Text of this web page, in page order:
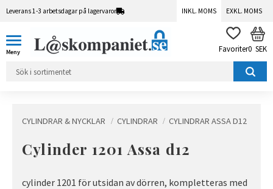
Leverans 1-3 arbetsdagar på lagervaror INKL. MOMS EXKL. MOMS
FAVORITER
0 SEK
CYLINDRAR & NYCKLAR CYLINDRAR CYLINDRAR ASSA D12
Cylinder 1201 Assa d12
cylinder 1201 för utsidan av dörren, kompletteras med